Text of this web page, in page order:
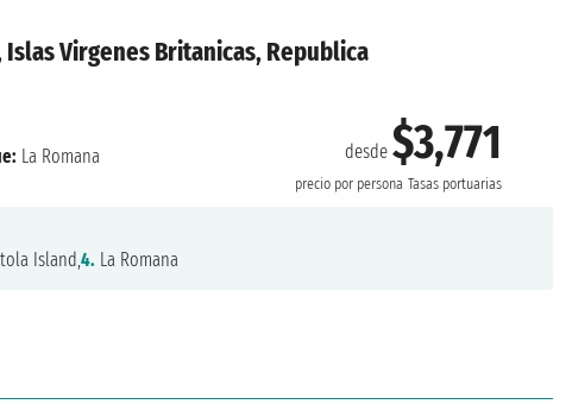
Virgenes Britanicas, Republica
desde$3,771
precio por persona Tasas portuarias
La Romana
Island,4. La Romana